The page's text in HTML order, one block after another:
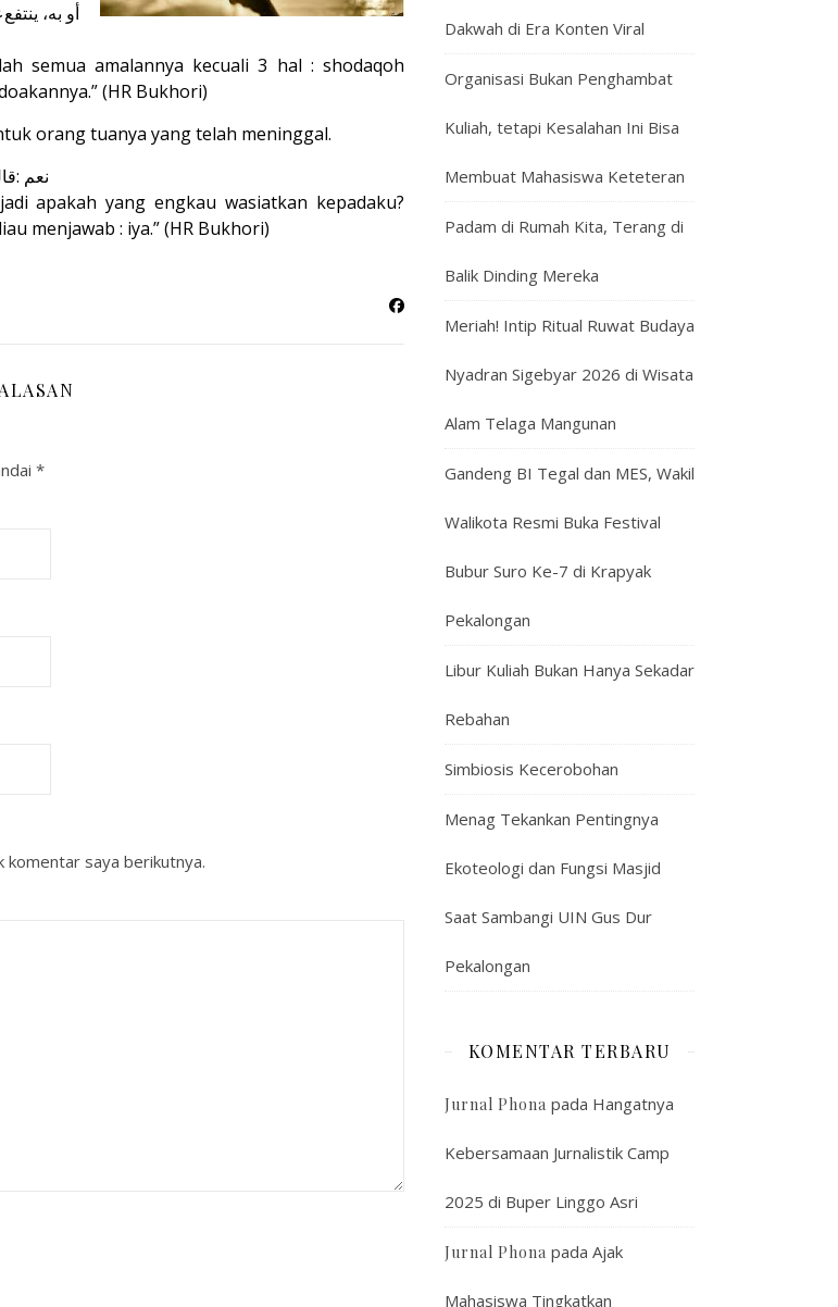
ينتفع به، أو
semua amalannya kecuali 3 hal : shodaqoh
(HR Bukhori)
orang tuanya yang telah meninggal.
: نعم
apakah yang engkau wasiatkan kepadaku?
menjawab : iya.” (HR Bukhori)
*
komentar saya berikutnya.
Dakwah di Era Konten Viral
Organisasi Bukan Penghambat
Kuliah, tetapi Kesalahan Ini Bisa
Membuat Mahasiswa Keteteran
Padam di Rumah Kita, Terang di
Balik Dinding Mereka
Meriah! Intip Ritual Ruwat Budaya
Nyadran Sigebyar 2026 di Wisata
Alam Telaga Mangunan
Gandeng BI Tegal dan MES, Wakil
Walikota Resmi Buka Festival
Bubur Suro Ke-7 di Krapyak
Pekalongan
Libur Kuliah Bukan Hanya Sekadar
Rebahan
Simbiosis Kecerobohan
Menag Tekankan Pentingnya
Ekoteologi dan Fungsi Masjid
Saat Sambangi UIN Gus Dur
Pekalongan
KOMENTAR TERBARU
Jurnal Phona pada Hangatnya
Kebersamaan Jurnalistik Camp
2025 di Buper Linggo Asri
Jurnal Phona pada Ajak
Mahasiswa Tingkatkan